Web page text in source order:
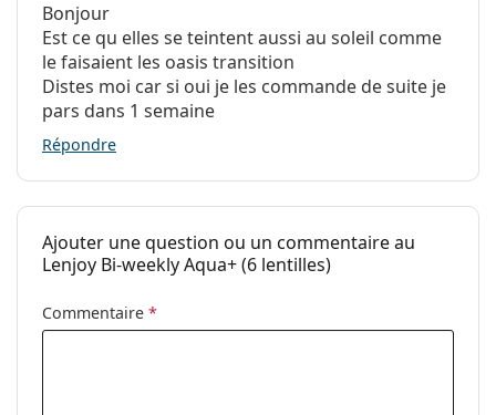
-12.00
-12.00
Plage de puissance - Plus jusqu'à...
Bonjour
Est ce qu elles se teintent aussi au soleil comme
le faisaient les oasis transition
Distes moi car si oui je les commande de suite je
pars dans 1 semaine
Répondre
Ajouter une question ou un commentaire au
Lenjoy Bi-weekly Aqua+ (6 lentilles)
Commentaire *